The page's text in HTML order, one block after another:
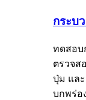
กระบ
ทดสอบ
ตรวจส
ปุ่ม แล
บกพร่อ